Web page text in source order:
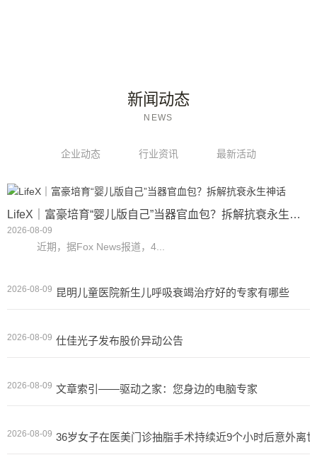
新闻动态
NEWS
企业动态 行业资讯 最新活动
LifeX｜富豪培育“婴儿版自己”当器官血包？拆解抗衰永生神话
2026-08-09
近期，据Fox News报道，4...
2026-08-09 昆明儿童医院新生儿呼吸衰竭治疗好的专家有哪些
2026-08-09 仕佳光子发布股价异动公告
2026-08-09 文章索引——驱动之家：您身边的电脑专家
2026-08-09 36岁女子在医美门诊抽脂手术持续近9个小时后意外离